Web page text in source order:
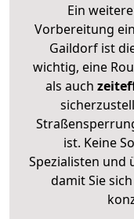
Ein
Vorbereitung
Gaildorf ist
wichtig, eine
als auch
ist. Keine
Spezialisten und
damit Sie